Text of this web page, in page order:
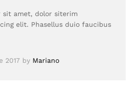
sit amet, dolor siterim
elit. Phasellus duio faucibus
2017 by Mariano